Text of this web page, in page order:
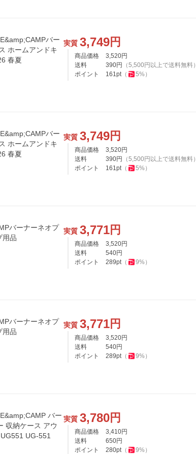
バー
ホームアンドキ
春夏
実質 3,749円
商品価格 3,520円
送料
390円 （5,500 円以上で送料無料）
ポイント
161pt（ 5%）
バー
ホームアンドキ
春夏
実質 3,749円
商品価格 3,520円
送料
390円 （5,500 円以上で送料無料）
ポイント
161pt（ 5%）
バーナーネオプ
プ用品
実質 3,771円
商品価格 3,520円
送料
540円
ポイント
289pt（ 9%）
バーナーネオプ
プ用品
実質 3,771円
商品価格 3,520円
送料
540円
ポイント
289pt（ 9%）
バー
収納ケース アウ
UG-551
実質 3,780円
商品価格 3,410円
送料
650円
ポイント
280pt（ 9%）